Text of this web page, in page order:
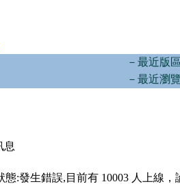
－最近版
－最近瀏
息
態:發生錯誤,目前有 10003 人上線